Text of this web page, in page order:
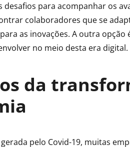
desafios para acompanhar os
colaboradores que se
as inovações. A outra
no meio desta era digital.
da
pelo Covid-19, muitas